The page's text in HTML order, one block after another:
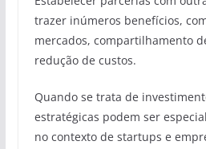
trazer inúmeros benefícios,
mercados, compartilhamento
redução de custos.
Quando se trata de
estratégicas podem ser
no contexto de startups e